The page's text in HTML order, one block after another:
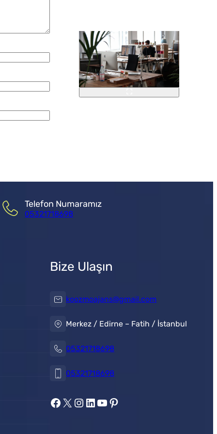
Telefon Numaramız
05321718698
Bize Ulaşın
koozmoajans@gmail.com
Merkez / Edirne – Fatih / İstanbul
05321718698
05321718698
https://www.facebook.com/koozmoajans https://x.com/koozmoajans https://www.instagram.com/koozmoajans/ https://www.linkedin.com/in/koozmo-ajans/ https://www.youtube.com/@videotanitim Pinterest